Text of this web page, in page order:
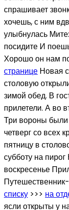
спрашивает
хочешь, с ним
улыбнулась
посидите И
Хорошо он нам
странице Новая
столовую
зимой обед. В
прилетели. А во
Три вороны
четверг со всех
пятницу в
субботу на
воскресенье
списку >>> на
ясли открыты у